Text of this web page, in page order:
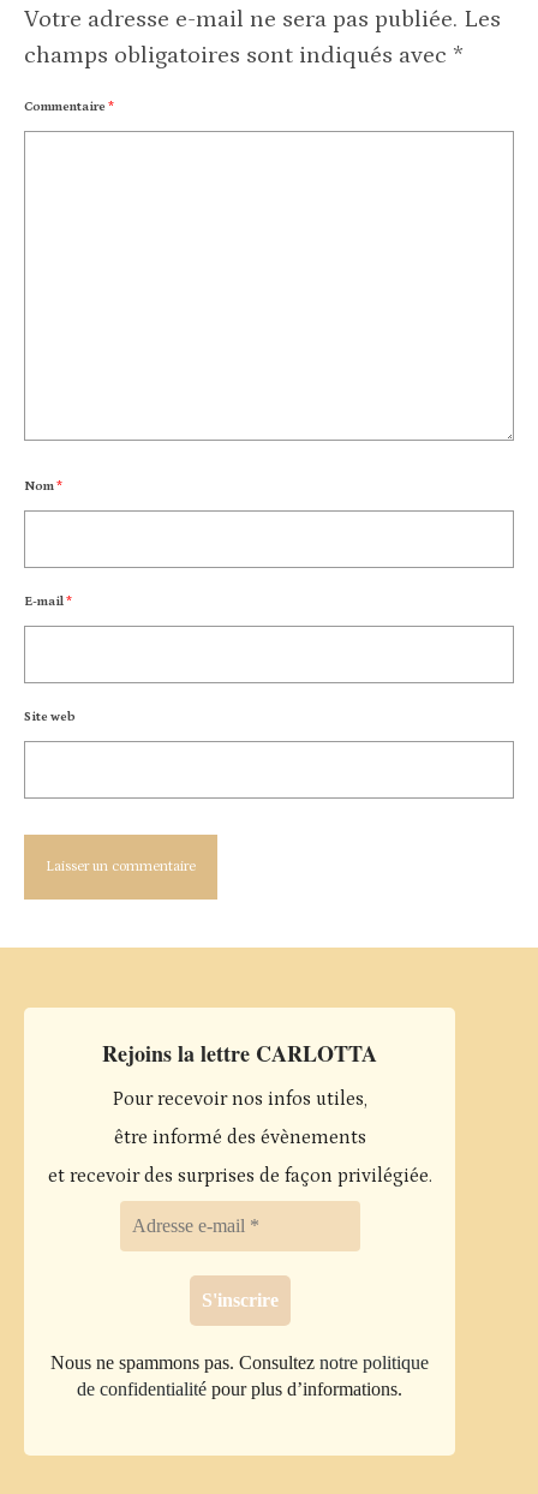
Votre adresse e-mail ne sera pas publiée. Les
champs obligatoires sont indiqués avec *
Commentaire *
Nom*
E-mail*
Site web
Rejoins la lettre CARLOTTA
Pour recevoir nos infos utiles,
être informé des évènements
et recevoir des surprises de façon privilégiée.
Nous ne spammons pas. Consulteznotre politique
de confidentialité pour plus d’informations.